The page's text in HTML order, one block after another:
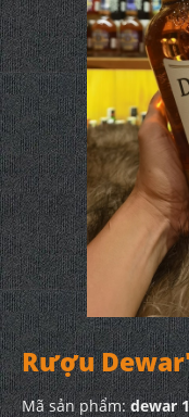
Rượu
Mã sản phẩm:dewar